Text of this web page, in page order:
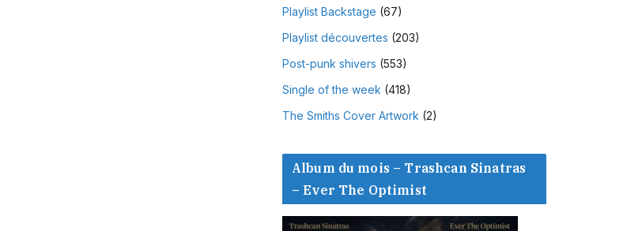
Playlist Backstage (67)
Playlist découvertes (203)
Post-punk shivers (553)
Single of the week (418)
The Smiths Cover Artwork (2)
Album du mois – Trashcan Sinatras
– Ever The Optimist